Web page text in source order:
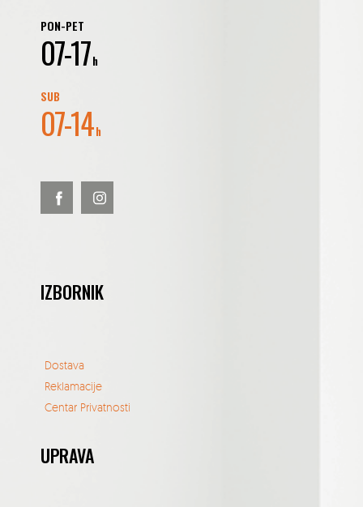
PON-PET
07-17h
SUB
07-14h
IZBORNIK
Dostava
Reklamacije
Centar Privatnosti
UPRAVA